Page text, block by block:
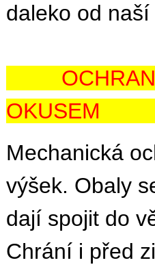
daleko od
OCHRANA
Mechanická
výšek. Obaly
dají spojit do
Chrání i před